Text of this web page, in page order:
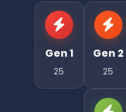
Gen 1
25
Gen 2
25